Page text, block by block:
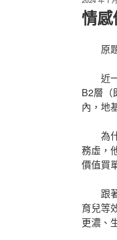
佈
於
情
原
近
B2層（
內，地
為
務虛，
價值買
跟
育兒等
更濃、